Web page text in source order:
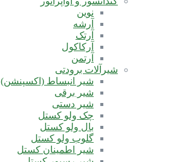
نوین
آرشه
آرتک
آرکاکول
آرتمن
شیرآلات برودتی
شیر انبساط (اکسپنشن)
شیر برقی
شیر دستی
چک ولو کستل
بال ولو کستل
گلوب ولو کستل
شیر اطمینان کستل